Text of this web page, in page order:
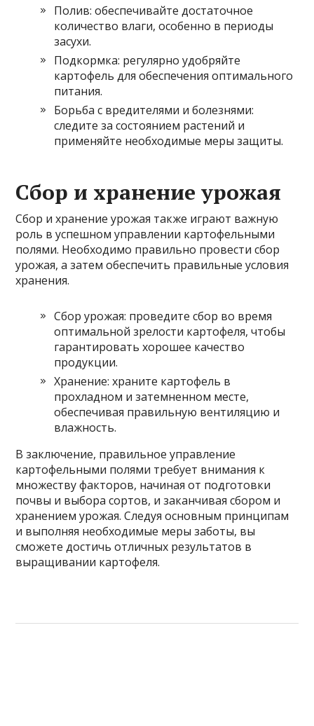
Полив: обеспечивайте достаточное
количество влаги, особенно в периоды
засухи.
Подкормка: регулярно удобряйте
картофель для обеспечения оптимального
питания.
Борьба с вредителями и болезнями:
следите за состоянием растений и
применяйте необходимые меры защиты.
Сбор и хранение урожая
Сбор и хранение урожая также играют важную
роль в успешном управлении картофельными
полями. Необходимо правильно провести сбор
урожая, а затем обеспечить правильные условия
хранения.
Сбор урожая: проведите сбор во время
оптимальной зрелости картофеля, чтобы
гарантировать хорошее качество
продукции.
Хранение: храните картофель в
прохладном и затемненном месте,
обеспечивая правильную вентиляцию и
влажность.
В заключение, правильное управление
картофельными полями требует внимания к
множеству факторов, начиная от подготовки
почвы и выбора сортов, и заканчивая сбором и
хранением урожая. Следуя основным принципам
и выполняя необходимые меры заботы, вы
сможете достичь отличных результатов в
выращивании картофеля.